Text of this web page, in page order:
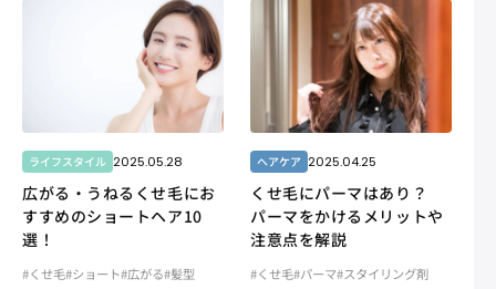
ライフスタイル 2025.05.28
広がる・うねるくせ毛にお
すすめのショートヘア10
選！
#くせ毛#ショート#広がる#髪型
ヘアケア 2025.04.25
くせ毛にパーマはあり？
パーマをかけるメリットや
注意点を解説
#くせ毛#パーマ#スタイリング剤